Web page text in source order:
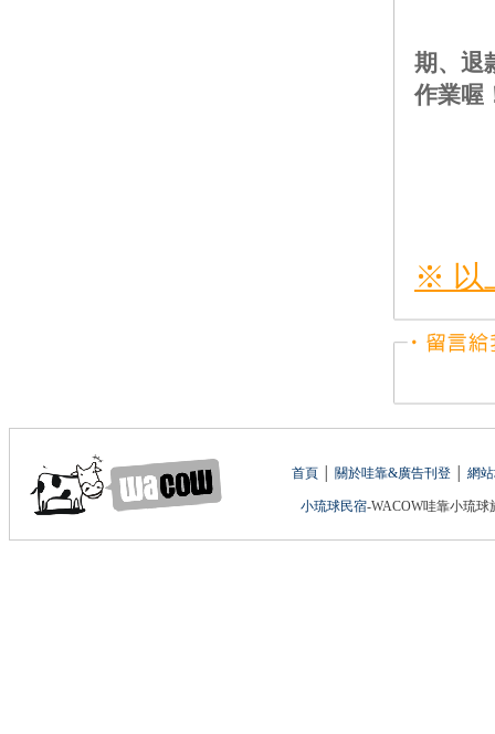
期、退
作業喔
※ 以
首頁 關於哇靠&廣告刊登 網
小琉球民宿-WACOW哇靠小琉球